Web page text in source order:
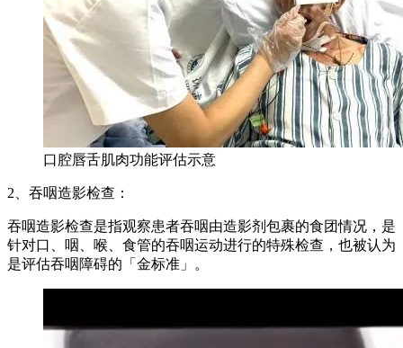
口腔唇舌肌肉功能评估示意
2、吞咽造影检查：
吞咽造影检查是指观察患者吞咽由造影剂包裹的食团情况，是
针对口、咽、喉、食管的吞咽运动进行的特殊检查，也被认为
是评估吞咽障碍的「金标准」。